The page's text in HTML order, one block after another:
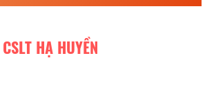
CSLT HẠ HUYỀN